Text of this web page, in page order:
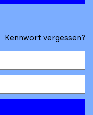
Kennwort vergessen?